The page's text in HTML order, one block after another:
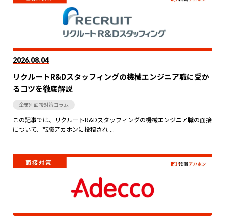
2026.08.04
リクルートR&Dスタッフィングの機械エンジニア職に受か
るコツを徹底解説
企業別面接対策コラム
この記事では、リクルートR&Dスタッフィングの機械エンジニア職の面接
について、転職アカホンに投稿され ...